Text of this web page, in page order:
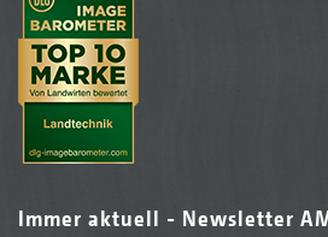
Immer aktuell - Newsletter